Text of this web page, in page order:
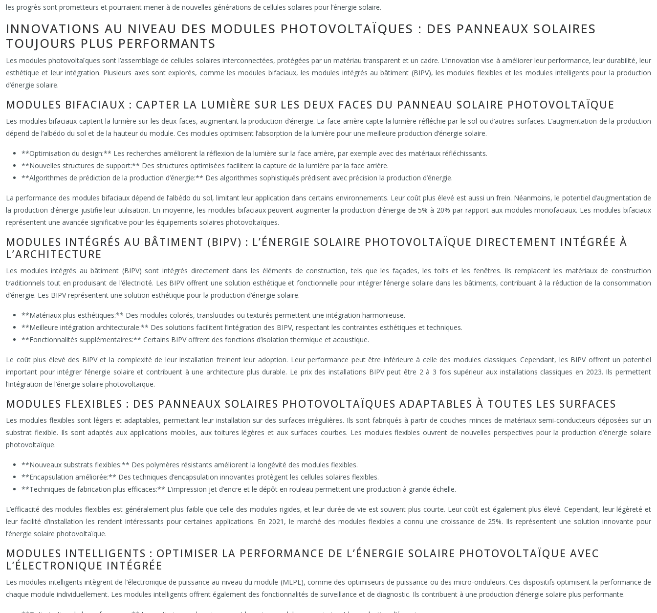
les progrès sont prometteurs et pourraient mener à de nouvelles générations de cellules solaires pour l’énergie solaire.
INNOVATIONS AU NIVEAU DES MODULES PHOTOVOLTAÏQUES : DES PANNEAUX SOLAIRES
TOUJOURS PLUS PERFORMANTS
Les modules photovoltaïques sont l’assemblage de cellules solaires interconnectées, protégées par un matériau transparent et un cadre. L’innovation vise à améliorer leur performance, leur durabilité, leur
esthétique et leur intégration. Plusieurs axes sont explorés, comme les modules bifaciaux, les modules intégrés au bâtiment (BIPV), les modules flexibles et les modules intelligents pour la production
d’énergie solaire.
MODULES BIFACIAUX : CAPTER LA LUMIÈRE SUR LES DEUX FACES DU PANNEAU SOLAIRE PHOTOVOLTAÏQUE
Les modules bifaciaux captent la lumière sur les deux faces, augmentant la production d’énergie. La face arrière capte la lumière réfléchie par le sol ou d’autres surfaces. L’augmentation de la production
dépend de l’albédo du sol et de la hauteur du module. Ces modules optimisent l’absorption de la lumière pour une meilleure production d’énergie solaire.
**Optimisation du design:** Les recherches améliorent la réflexion de la lumière sur la face arrière, par exemple avec des matériaux réfléchissants.
**Nouvelles structures de support:** Des structures optimisées facilitent la capture de la lumière par la face arrière.
**Algorithmes de prédiction de la production d’énergie:** Des algorithmes sophistiqués prédisent avec précision la production d’énergie.
La performance des modules bifaciaux dépend de l’albédo du sol, limitant leur application dans certains environnements. Leur coût plus élevé est aussi un frein. Néanmoins, le potentiel d’augmentation de
la production d’énergie justifie leur utilisation. En moyenne, les modules bifaciaux peuvent augmenter la production d’énergie de 5% à 20% par rapport aux modules monofaciaux. Les modules bifaciaux
représentent une avancée significative pour les équipements solaires photovoltaïques.
MODULES INTÉGRÉS AU BÂTIMENT (BIPV) : L’ÉNERGIE SOLAIRE PHOTOVOLTAÏQUE DIRECTEMENT INTÉGRÉE À
L’ARCHITECTURE
Les modules intégrés au bâtiment (BIPV) sont intégrés directement dans les éléments de construction, tels que les façades, les toits et les fenêtres. Ils remplacent les matériaux de construction
traditionnels tout en produisant de l’électricité. Les BIPV offrent une solution esthétique et fonctionnelle pour intégrer l’énergie solaire dans les bâtiments, contribuant à la réduction de la consommation
d’énergie. Les BIPV représentent une solution esthétique pour la production d’énergie solaire.
**Matériaux plus esthétiques:** Des modules colorés, translucides ou texturés permettent une intégration harmonieuse.
**Meilleure intégration architecturale:** Des solutions facilitent l’intégration des BIPV, respectant les contraintes esthétiques et techniques.
**Fonctionnalités supplémentaires:** Certains BIPV offrent des fonctions d’isolation thermique et acoustique.
Le coût plus élevé des BIPV et la complexité de leur installation freinent leur adoption. Leur performance peut être inférieure à celle des modules classiques. Cependant, les BIPV offrent un potentiel
important pour intégrer l’énergie solaire et contribuent à une architecture plus durable. Le prix des installations BIPV peut être 2 à 3 fois supérieur aux installations classiques en 2023. Ils permettent
l’intégration de l’énergie solaire photovoltaïque.
MODULES FLEXIBLES : DES PANNEAUX SOLAIRES PHOTOVOLTAÏQUES ADAPTABLES À TOUTES LES SURFACES
Les modules flexibles sont légers et adaptables, permettant leur installation sur des surfaces irrégulières. Ils sont fabriqués à partir de couches minces de matériaux semi-conducteurs déposées sur un
substrat flexible. Ils sont adaptés aux applications mobiles, aux toitures légères et aux surfaces courbes. Les modules flexibles ouvrent de nouvelles perspectives pour la production d’énergie solaire
photovoltaïque.
**Nouveaux substrats flexibles:** Des polymères résistants améliorent la longévité des modules flexibles.
**Encapsulation améliorée:** Des techniques d’encapsulation innovantes protègent les cellules solaires flexibles.
**Techniques de fabrication plus efficaces:** L’impression jet d’encre et le dépôt en rouleau permettent une production à grande échelle.
L’efficacité des modules flexibles est généralement plus faible que celle des modules rigides, et leur durée de vie est souvent plus courte. Leur coût est également plus élevé. Cependant, leur légèreté et
leur facilité d’installation les rendent intéressants pour certaines applications. En 2021, le marché des modules flexibles a connu une croissance de 25%. Ils représentent une solution innovante pour
l’énergie solaire photovoltaïque.
MODULES INTELLIGENTS : OPTIMISER LA PERFORMANCE DE L’ÉNERGIE SOLAIRE PHOTOVOLTAÏQUE AVEC
L’ÉLECTRONIQUE INTÉGRÉE
Les modules intelligents intègrent de l’électronique de puissance au niveau du module (MLPE), comme des optimiseurs de puissance ou des micro-onduleurs. Ces dispositifs optimisent la performance de
chaque module individuellement. Les modules intelligents offrent également des fonctionnalités de surveillance et de diagnostic. Ils contribuent à une production d’énergie solaire plus performante.